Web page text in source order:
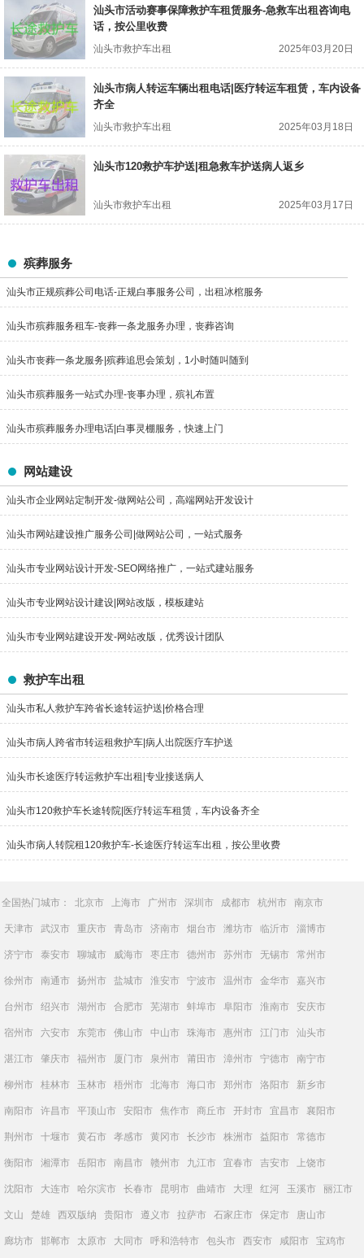
汕头市活动赛事保障救护车租赁服务-急救车出租咨询电
话，按公里收费
汕头市救护车出租 2025年03月20日
汕头市病人转运车辆出租电话|医疗转运车租赁，车内设备
齐全
汕头市救护车出租 2025年03月18日
汕头市120救护车护送|租急救车护送病人返乡
汕头市救护车出租 2025年03月17日
殡葬服务
汕头市正规殡葬公司电话-正规白事服务公司，出租冰棺服务
汕头市殡葬服务租车-丧葬一条龙服务办理，丧葬咨询
汕头市丧葬一条龙服务|殡葬追思会策划，1小时随叫随到
汕头市殡葬服务一站式办理-丧事办理，殡礼布置
汕头市殡葬服务办理电话|白事灵棚服务，快速上门
网站建设
汕头市企业网站定制开发-做网站公司，高端网站开发设计
汕头市网站建设推广服务公司|做网站公司，一站式服务
汕头市专业网站设计开发-SEO网络推广，一站式建站服务
汕头市专业网站设计建设|网站改版，模板建站
汕头市专业网站建设开发-网站改版，优秀设计团队
救护车出租
汕头市私人救护车跨省长途转运护送|价格合理
汕头市病人跨省市转运租救护车|病人出院医疗车护送
汕头市长途医疗转运救护车出租|专业接送病人
汕头市120救护车长途转院|医疗转运车租赁，车内设备齐全
汕头市病人转院租120救护车-长途医疗转运车出租，按公里收费
全国热门城市： 北京市 上海市 广州市 深圳市 成都市 杭州市 南京市
天津市 武汉市 重庆市 青岛市 济南市 烟台市 潍坊市 临沂市 淄博市
济宁市 泰安市 聊城市 威海市 枣庄市 德州市 苏州市 无锡市 常州市
徐州市 南通市 扬州市 盐城市 淮安市 宁波市 温州市 金华市 嘉兴市
台州市 绍兴市 湖州市 合肥市 芜湖市 蚌埠市 阜阳市 淮南市 安庆市
宿州市 六安市 东莞市 佛山市 中山市 珠海市 惠州市 江门市 汕头市
湛江市 肇庆市 福州市 厦门市 泉州市 莆田市 漳州市 宁德市 南宁市
柳州市 桂林市 玉林市 梧州市 北海市 海口市 郑州市 洛阳市 新乡市
南阳市 许昌市 平顶山市 安阳市 焦作市 商丘市 开封市 宜昌市 襄阳市
荆州市 十堰市 黄石市 孝感市 黄冈市 长沙市 株洲市 益阳市 常德市
衡阳市 湘潭市 岳阳市 南昌市 赣州市 九江市 宜春市 吉安市 上饶市
沈阳市 大连市 哈尔滨市 长春市 昆明市 曲靖市 大理 红河 玉溪市 丽江市
文山 楚雄 西双版纳 贵阳市 遵义市 拉萨市 石家庄市 保定市 唐山市
廊坊市 邯郸市 太原市 大同市 呼和浩特市 包头市 西安市 咸阳市 宝鸡市